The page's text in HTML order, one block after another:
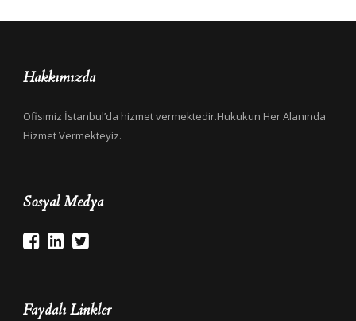
Hakkımızda
Ofisimiz İstanbul’da hizmet vermektedir.Hukukun Her Alanında
Hizmet Vermekteyiz.
Sosyal Medya
Faydalı Linkler